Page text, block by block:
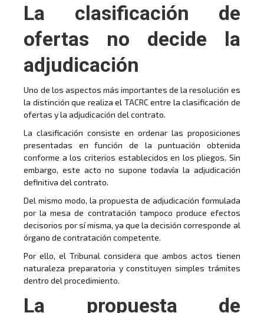
La clasificación de
ofertas no decide la
adjudicación
Uno de los aspectos más importantes de la resolución es
la distinción que realiza el TACRC entre la clasificación de
ofertas y la adjudicación del contrato.
La clasificación consiste en ordenar las proposiciones
presentadas en función de la puntuación obtenida
conforme a los criterios establecidos en los pliegos. Sin
embargo, este acto no supone todavía la adjudicación
definitiva del contrato.
Del mismo modo, la propuesta de adjudicación formulada
por la mesa de contratación tampoco produce efectos
decisorios por sí misma, ya que la decisión corresponde al
órgano de contratación competente.
Por ello, el Tribunal considera que ambos actos tienen
naturaleza preparatoria y constituyen simples trámites
dentro del procedimiento.
La propuesta de